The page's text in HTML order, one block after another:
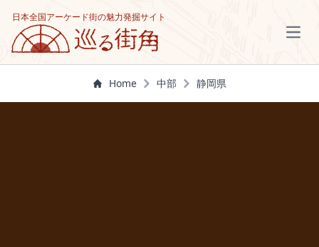
日本全国アーケード街の魅力発掘サイト
Home 中部 静岡県